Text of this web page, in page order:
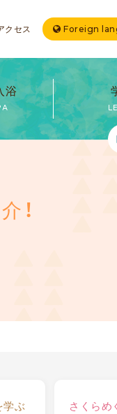
クセス Foreign
浴
！
学ぶ さくらめ